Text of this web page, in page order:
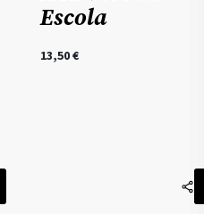
Escola
13,50€